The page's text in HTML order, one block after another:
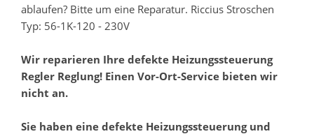
ablaufen? Bitte um eine Reparatur. Riccius Stroschen
Typ: 56-1K-120 - 230V
Wir reparieren Ihre defekte Heizungssteuerung
Regler Reglung! Einen Vor-Ort-Service bieten wir
nicht an.
Sie haben eine defekte Heizungssteuerung und